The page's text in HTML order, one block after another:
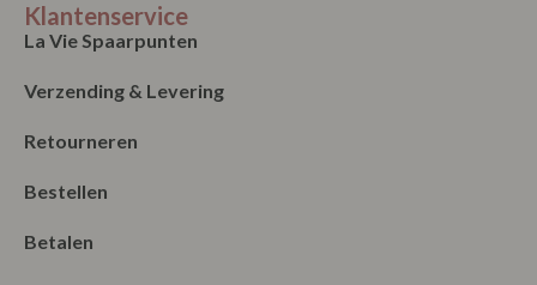
Klantenservice
La Vie Spaarpunten
Verzending & Levering
Retourneren
Bestellen
Betalen